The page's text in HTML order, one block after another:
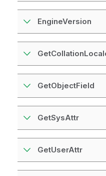
EngineVersion
GetObjectField
GetSysAttr
GetUserAttr